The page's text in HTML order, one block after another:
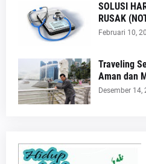
SOLUSI
RUSAK
Februari 10,
Traveling
Aman dan
Desember 14,